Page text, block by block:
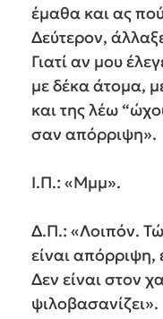
έμαθα και ας
Δεύτερον,
Γιατί αν μου
με δέκα άτομα,
και της λέω
σαν απόρριψη».
Ι.Π.: «Μμμ».
Δ.Π.: «Λοιπόν.
είναι απόρριψη,
Δεν είναι στον
ψιλοβασανίζει».